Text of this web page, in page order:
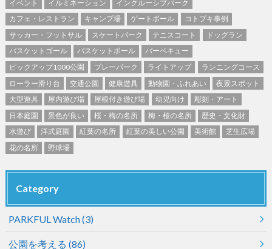
イベント イルミネーション
インクルーシブパーク
カフェ・レストラン
キャンプ場 ゲートボール
コトブキ事例
サッカー・フットサル
スケートパーク テニスコート
ドッグラン
バスケットゴール
バスケットボール
バーベキュー
ピックアップ1000公園
プレーパーク ライトアップ
ランニングコース
ローラー滑り台
交通公園 健康遊具 動物園・ふれあい
夜景スポット
大型遊具
屋内遊び場 屋根付き遊び場 幼児向け
彫刻・アート
日本庭園
景色が良い 桜・梅の名所 梅・桜の名所
歴史・文化財
水遊び
洋式庭園 紅葉の名所 紅葉の美しい公園 美術館
芝生広場
花の名所
野球場
Category
PARKFUL Watch(3)
公園を考える (86)